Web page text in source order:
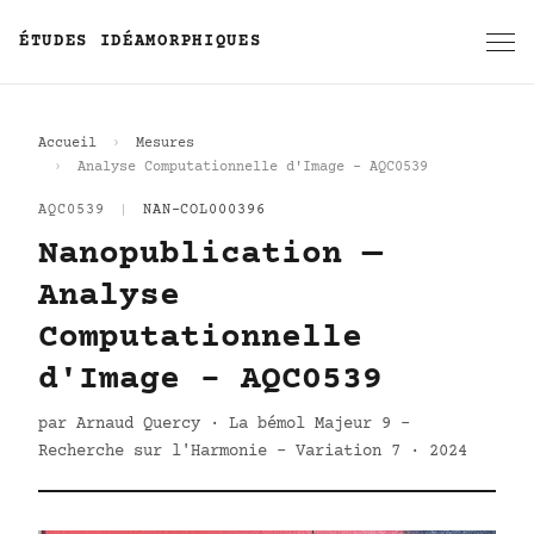
ÉTUDES IDÉAMORPHIQUES
Accueil
Mesures
Analyse Computationnelle d'Image - AQC0539
AQC0539 NAN-COL000396
Nanopublication —
Analyse
Computationnelle
d'Image - AQC0539
par Arnaud Quercy · La bémol Majeur 9 -
Recherche sur l'Harmonie - Variation 7 · 2024